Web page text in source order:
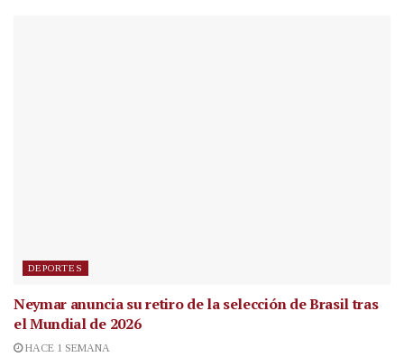
DEPORTES
Neymar anuncia su retiro de la selección de Brasil tras
el Mundial de 2026
HACE 1 SEMANA